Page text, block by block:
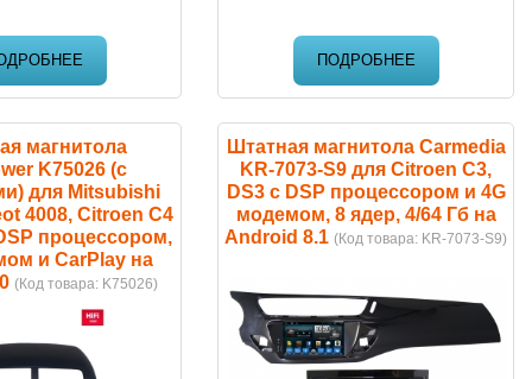
ПОДРОБНЕЕ
магнитола
K75026 (с
для Mitsubishi
4008, Citroen C4
процессором,
и CarPlay на
(Код товара: K75026)
Штатная магнитола Carmedia
KR-7073-S9 для Citroen C3,
DS3 c DSP процессором и 4G
модемом, 8 ядер, 4/64 Гб на
Android 8.1 (Код товара: KR-7073-S9)